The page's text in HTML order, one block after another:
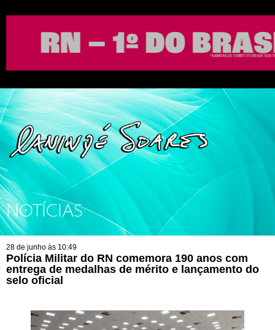
NOTÍCIAS
28 de junho às 10:49
Polícia Militar do RN comemora 190 anos com
entrega de medalhas de mérito e lançamento do
selo oficial